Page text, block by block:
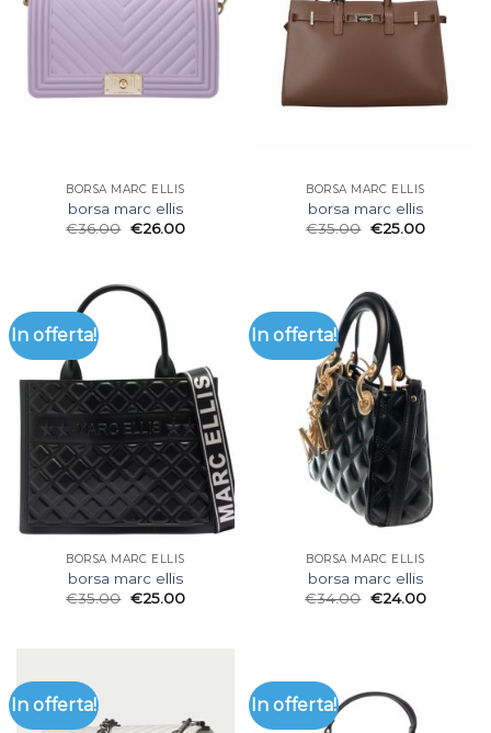
BORSA MARC ELLIS
borsa marc ellis
€36.00 €26.00
BORSA MARC ELLIS
borsa marc ellis
€35.00 €25.00
In offerta!
BORSA MARC ELLIS
borsa marc ellis
€35.00 €25.00
In offerta!
BORSA MARC ELLIS
borsa marc ellis
€34.00 €24.00
In offerta! In offerta!